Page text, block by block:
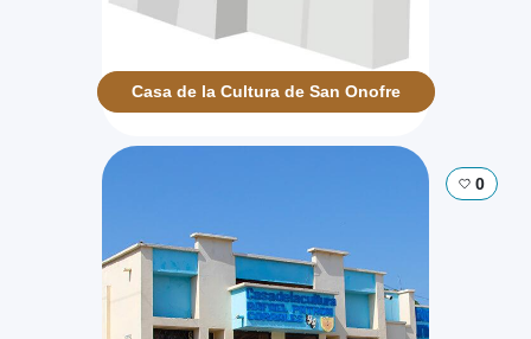
Casa de la Cultura de San Onofre
0